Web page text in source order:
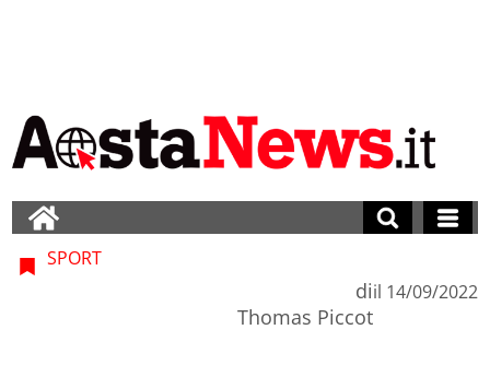
SPORT
di
Thomas Piccot
il 14/09/2022